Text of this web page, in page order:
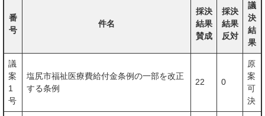
番
号
件名
採決
結果
賛成
採決
結果
反対
議
決
結
果
議
案
1
号
塩尻市福祉医療費給付金条例の一部を改正
する条例
22 0
原
案
可
決